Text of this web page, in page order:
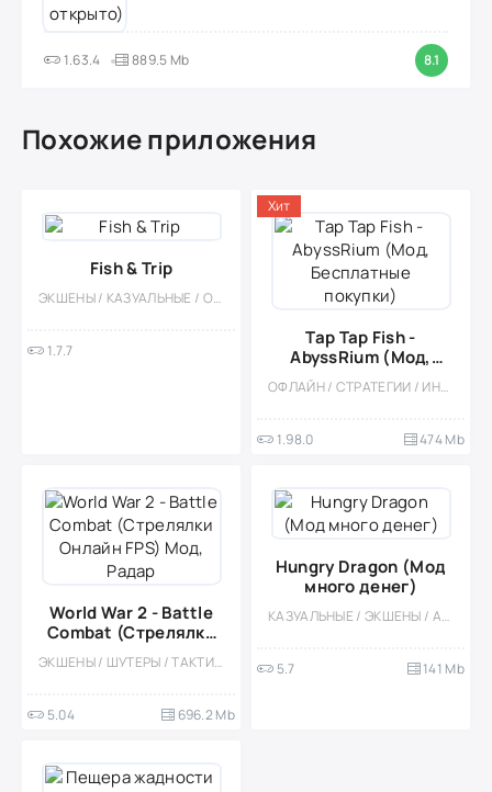
1.63.4 889.5 Mb 8.1
Похожие приложения
Fish & Trip
ЭКШЕНЫ / КАЗУАЛЬНЫЕ / ОДНОПОЛЬЗОВАТЕЛЬСКИЕ / СТИЛИЗАЦИЯ / ОФЛАЙН / ДЛЯ ДЕТЕЙ / ВИД СБОКУ / МАЛЕНЬКАЯ / МОД / АРКАДЫ / ГОЛОВОЛОМКИ
1.7.7
Tap Tap Fish -
AbyssRium (Мод,
Бесплатные покупки)ОФЛАЙН / СТРАТЕГИИ / ИНДИ / СТИЛИЗАЦИЯ / ОДНОПОЛЬЗОВАТЕЛЬСКИЕ / МОД
1.98.0 474 Mb
Хит
World War 2 - Battle
Combat (Стрелялки
Онлайн FPS) Мод,
Радар
ЭКШЕНЫ / ШУТЕРЫ / ТАКТИЧЕСКИЕ / МНОГОПОЛЬЗОВАТЕЛЬСКАЯ / СОРЕВНОВАТЕЛЬНАЯ / РЕАЛИЗМ / МОД / ВОЙНА / ВСТРОЕННЫЙ КЕШ / ОТ ПЕРВОГО ЛИЦА / ВТОРАЯ МИРОВАЯ
5.04 696.2 Mb
Hungry Dragon (Мод
много денег)
КАЗУАЛЬНЫЕ / ЭКШЕНЫ / АРКАДЫ / ОДНОПОЛЬЗОВАТЕЛЬСКИЕ / ПО МУЛЬТФИЛЬМАМ / ОФЛАЙН / ФЭНТЕЗИ
5.7 141 Mb